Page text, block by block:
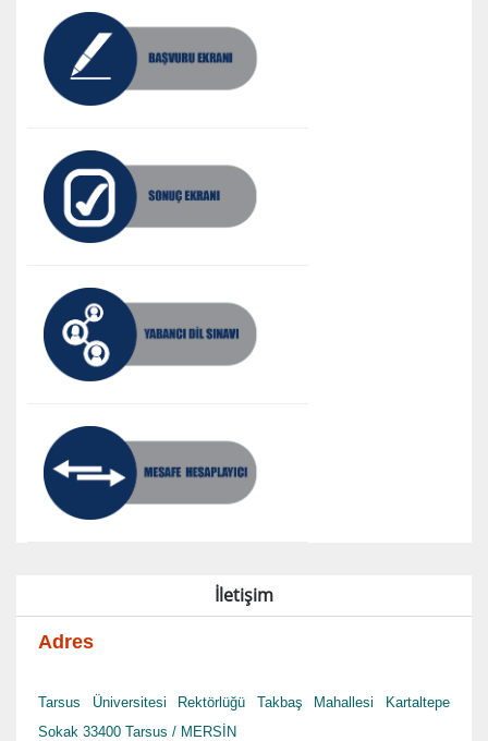
İletişim
Adres
Tarsus Üniversitesi Rektörlüğü Takbaş Mahallesi Kartaltepe
Sokak 33400 Tarsus / MERSİN